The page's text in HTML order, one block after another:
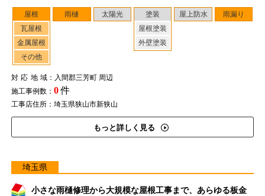
屋根
瓦屋根
金属屋根
その他
雨樋 太陽光
塗装
屋根塗装
外壁塗装
屋上防水 雨漏り
対応地域：入間郡三芳町 周辺
施工事例数： 0件
工事店住所：埼玉県狭山市新狭山
もっと詳しく見る
埼玉県
小さな雨樋修理から大規模な屋根工事まで、あらゆる板金